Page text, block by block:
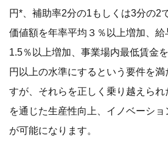
円*、補助率2分の1もしくは3分の2
価値額を年率平均３％以上増加、
1.5％以上増加、事業場内最低賃金
円以上の水準にするという要件を満
すが、それらを正しく乗り越えられ
を通じた生産性向上、イノベーシ
が可能になります。